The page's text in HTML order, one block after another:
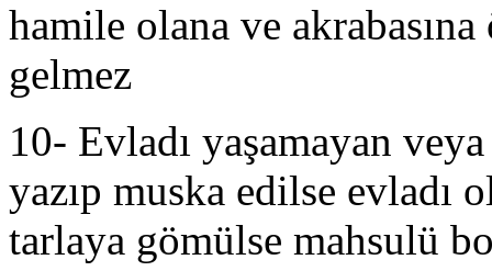
hamile olana ve
gelmez
10- Evladı yaşamayan
yazıp muska edilse evladı
tarlaya gömülse mahsulü